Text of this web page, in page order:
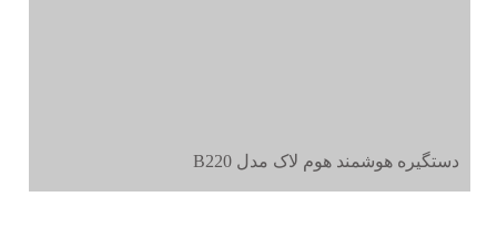
دستگیره هوشمند هوم لاک مدل B220